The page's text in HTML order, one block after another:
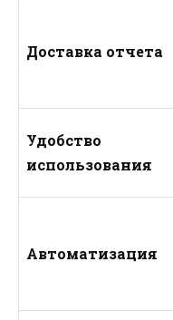
Доставка отчета
Удобство
использования
Автоматизация